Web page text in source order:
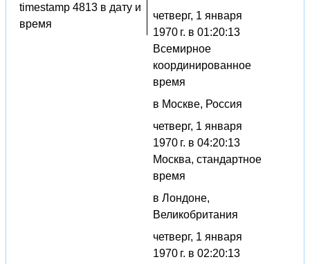
timestamp 4813 в дату и
время
четверг, 1 января
1970 г. в 01:20:13
Всемирное
координированное
время
в Москве, Россия
четверг, 1 января
1970 г. в 04:20:13
Москва, стандартное
время
в Лондоне,
Великобритания
четверг, 1 января
1970 г. в 02:20:13